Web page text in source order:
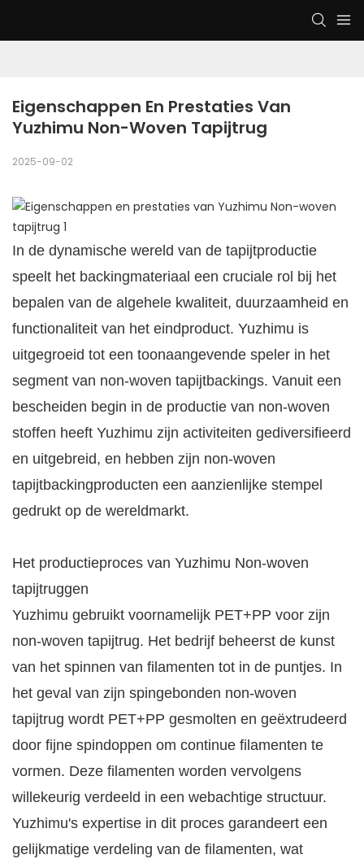
Eigenschappen En Prestaties Van
Yuzhimu Non-Woven Tapijtrug
2025-09-02
In de dynamische wereld van de tapijtproductie
speelt het backingmateriaal een cruciale rol bij het
bepalen van de algehele kwaliteit, duurzaamheid en
functionaliteit van het eindproduct. Yuzhimu is
uitgegroeid tot een toonaangevende speler in het
segment van non-woven tapijtbackings. Vanuit een
bescheiden begin in de productie van non-woven
stoffen heeft Yuzhimu zijn activiteiten gediversifieerd
en uitgebreid, en hebben zijn non-woven
tapijtbackingproducten een aanzienlijke stempel
gedrukt op de wereldmarkt.
Het productieproces van Yuzhimu Non-woven
tapijtruggen
Yuzhimu gebruikt voornamelijk PET+PP voor zijn
non-woven tapijtrug. Het bedrijf beheerst de kunst
van het spinnen van filamenten tot in de puntjes. In
het geval van zijn spingebonden non-woven
tapijtrug wordt PET+PP gesmolten en geëxtrudeerd
door fijne spindoppen om continue filamenten te
vormen. Deze filamenten worden vervolgens
willekeurig verdeeld in een webachtige structuur.
Yuzhimu's expertise in dit proces garandeert een
gelijkmatige verdeling van de filamenten, wat